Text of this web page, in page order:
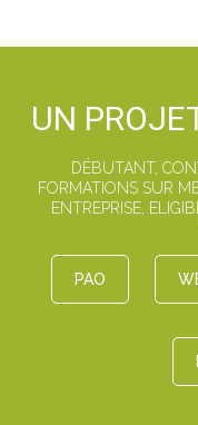
UN
DÉBUTANT,
FORMATIONS SUR
ENTREPRISE,
PAO